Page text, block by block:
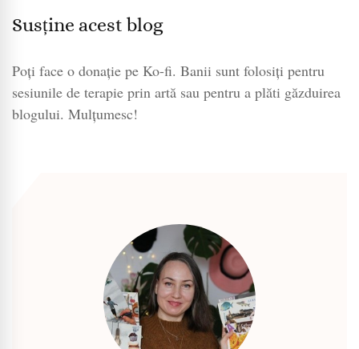
Susține acest blog
Poți face o donație pe Ko-fi. Banii sunt folosiți pentru
sesiunile de terapie prin artă sau pentru a plăti găzduirea
blogului. Mulțumesc!